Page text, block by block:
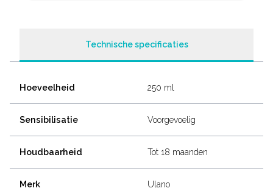
Technische specificaties
Hoeveelheid 250 ml
Sensibilisatie Voorgevoelig
Houdbaarheid Tot 18 maanden
Merk Ulano